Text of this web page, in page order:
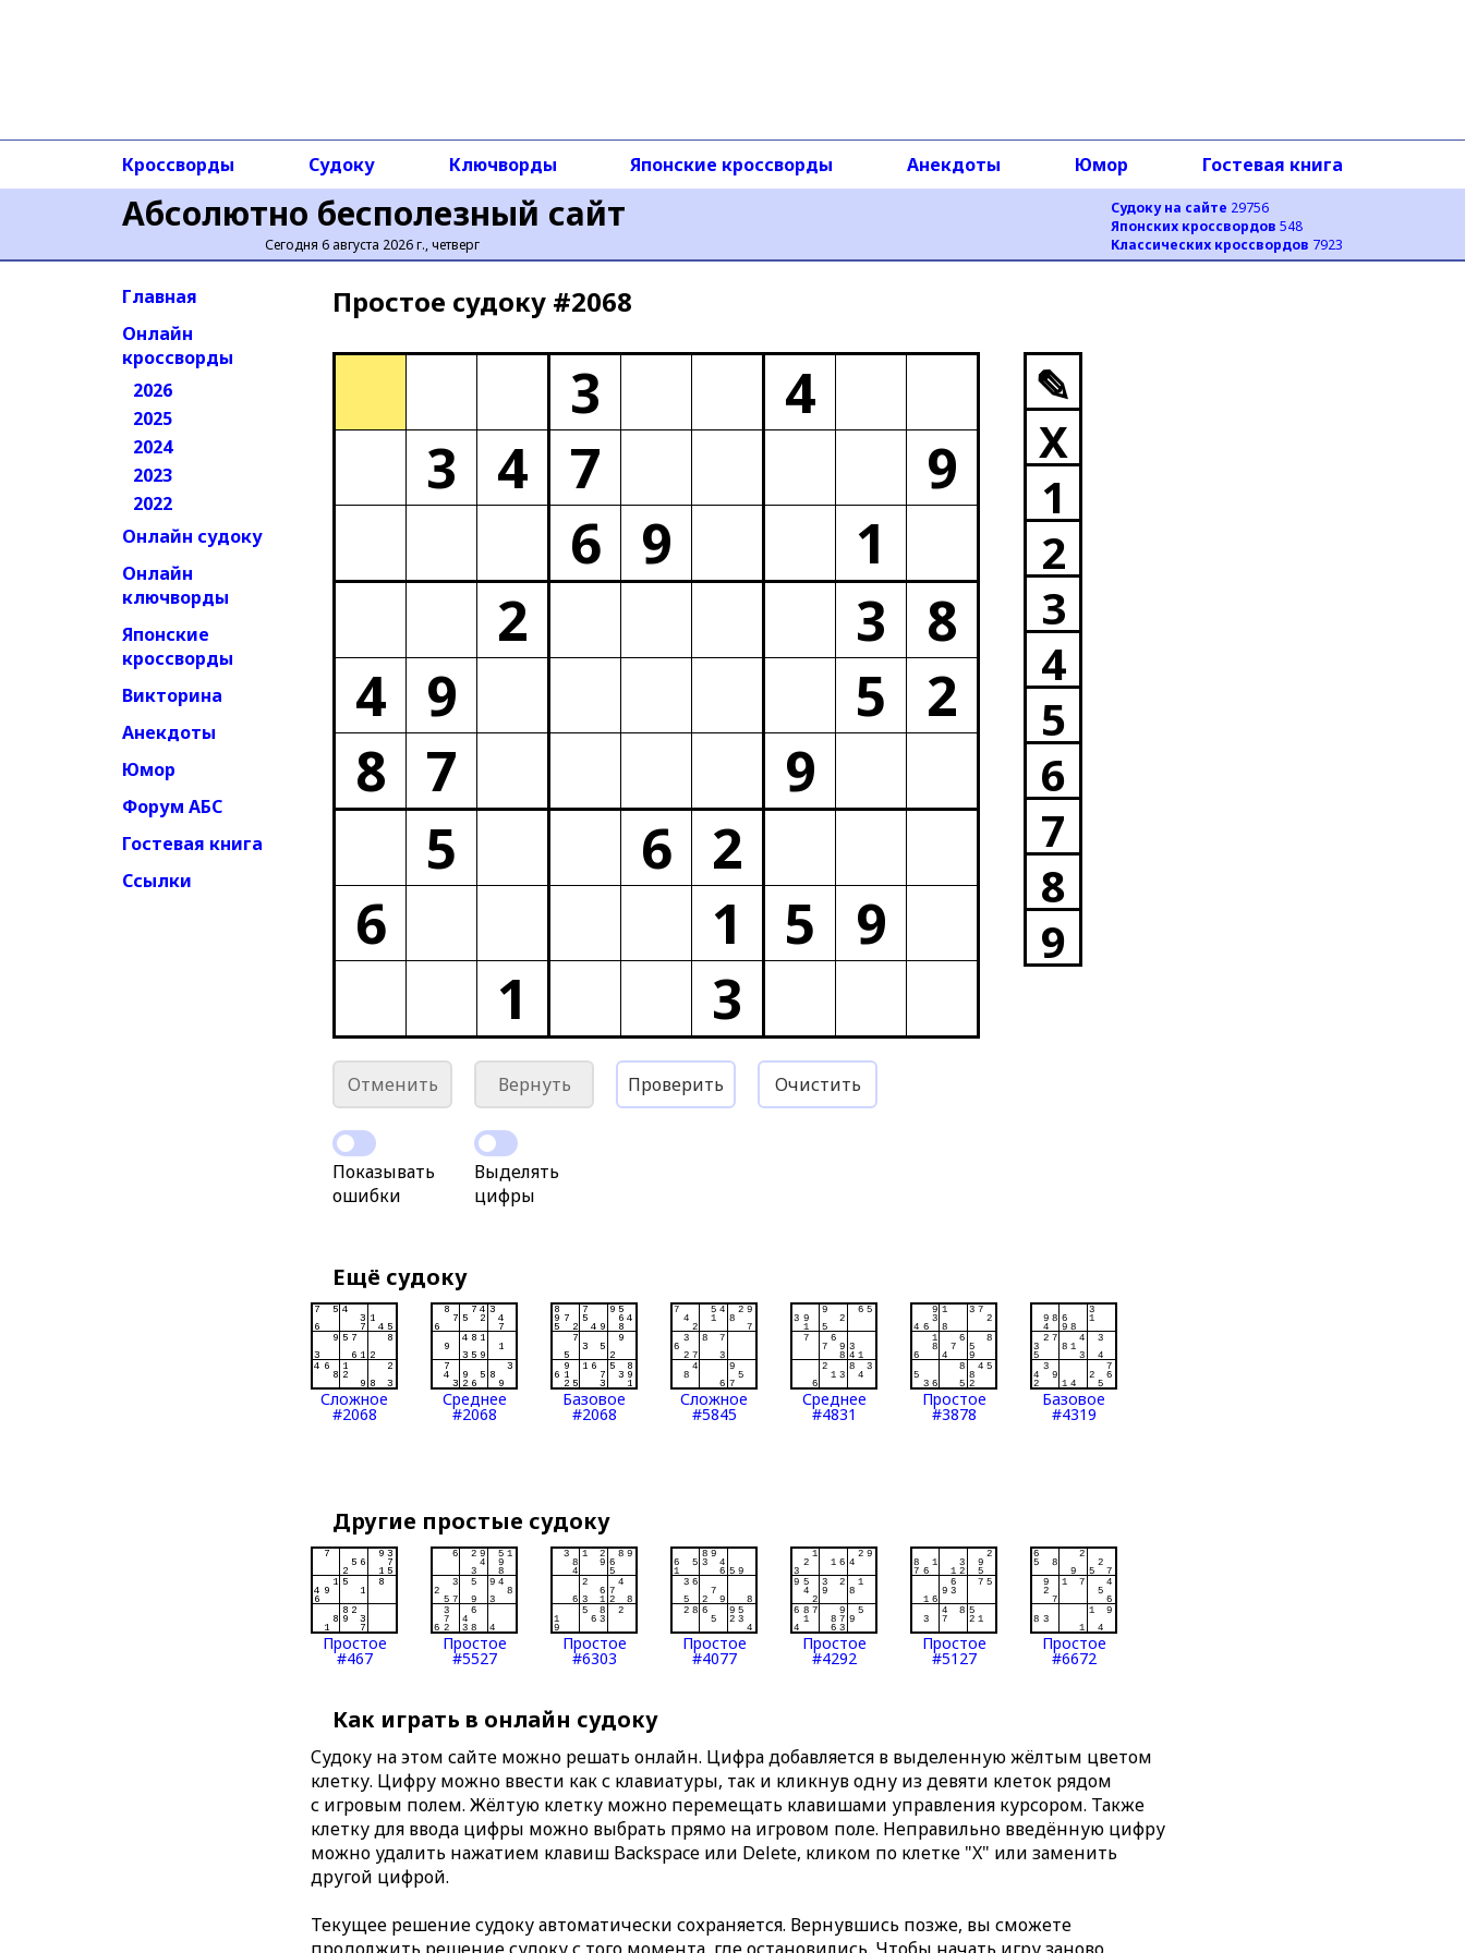
Абсолютно бесполезный сайт
Сегодня 6 августа 2026 г., четверг
Судоку на сайте 29756
Японских кроссвордов 548
Классических кроссвордов 7923
Кроссворды Судоку Ключворды Японские кроссворды Анекдоты Юмор Гостевая книга
Главная
Онлайн
кроссворды
2026
2025
2024
2023
2022
Онлайн судоку
Онлайн
ключворды
Японские
кроссворды
Викторина
Анекдоты
Юмор
Форум АБС
Гостевая книга
Ссылки
Простое cудоку #2068
3
4
3 4 7
9
6 9
1
2
3
8
4 9 5
2
8 7
9
5
6 2
6
1 5
9
1
3
✎
X
1
2
3
4
5
6
7
8
9
Отменить Вернуть Проверить Очистить
Показывать
ошибки
Выделять
цифры
Ещё судоку
Сложное
#2068
Среднее
#2068
Базовое
#2068
Сложное
#5845
Среднее
#4831
Простое
#3878
Базовое
#4319
Другие простые судоку
Простое
#467
Простое
#5527
Простое
#6303
Простое
#4077
Простое
#4292
Простое
#5127
Простое
#6672
Как играть в онлайн судоку
Судоку на этом сайте можно решать онлайн. Цифра добавляется в выделенную жёлтым цветом
клетку. Цифру можно ввести как с клавиатуры, так и кликнув одну из девяти клеток рядом
с игровым полем. Жёлтую клетку можно перемещать клавишами управления курсором. Также
клетку для ввода цифры можно выбрать прямо на игровом поле. Неправильно введённую цифру
можно удалить нажатием клавиш Backspace или Delete, кликом по клетке "X" или заменить
другой цифрой.
Текущее решение судоку автоматически сохраняется. Вернувшись позже, вы сможете